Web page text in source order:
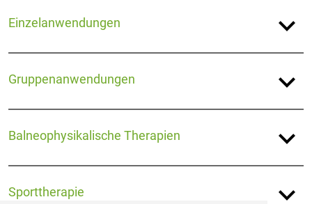
Einzelanwendungen expand_more
Gruppenanwendungen expand_more
Balneophysikalische Therapien expand_more
Sporttherapie expand_more